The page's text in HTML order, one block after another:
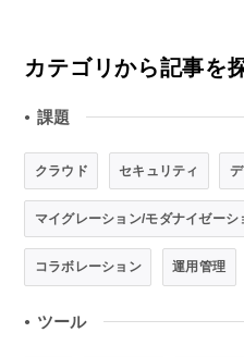
カテゴリから記事を
● 課題
クラウド セキュリティ
マイグレーション/モダナイゼーシ
コラボレーション 運用管理
● ツール